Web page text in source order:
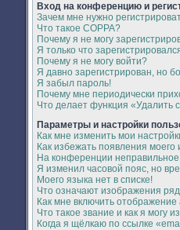
Вход на конференцию и
Зачем мне нужно
Что такое COPPA?
Почему я не могу
Я только что
Почему я не могу войти?
Я давно зарегистрирован, но
Я забыл пароль!
Почему мне периодически
Что делает функция «Удалить
Параметры и настройки
Как мне изменить мои
Как избежать появления
На конференции
Я изменил часовой пояс, но
Моего языка нет в списке!
Что означают изображения
Как мне включить
Что такое звание и как я могу
Когда я щёлкаю по ссылке